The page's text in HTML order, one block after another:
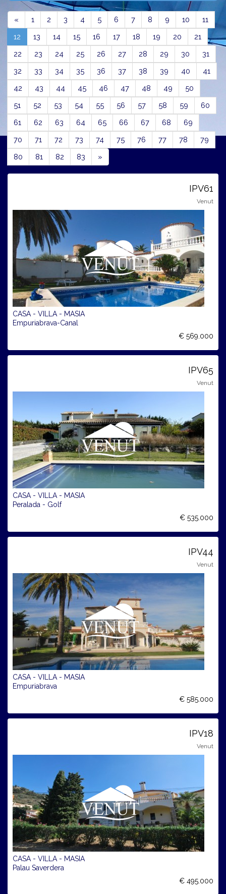
« Previous
1 2 3 4 5 6 7 8 9 10
11
12 (current)
13 14 15 16 17 18 19 20
21
22
23 24 25 26 27 28 29 30
31
32
33 34 35 36 37 38 39 40
41
42
43 44 45 46 47 48 49
50
51
52 53 54 55 56 57 58 59
60
61
62 63 64 65 66 67 68
69
70
71 72 73 74 75 76 77 78
79
80
81 82 83 »
IPV61
Venut
CASA - VILLA - MASIA
Empuriabrava-Canal
€ 569.000
IPV65
Venut
CASA - VILLA - MASIA
Peralada - Golf
€ 535.000
IPV44
Venut
CASA - VILLA - MASIA
Empuriabrava
€ 585.000
IPV18
Venut
CASA - VILLA - MASIA
Palau Saverdera
€ 495.000